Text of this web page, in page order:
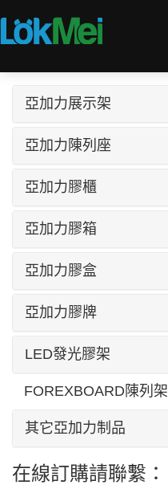
亞加力展示架
亞加力陳列座
亞加力膠櫃
亞加力膠箱
亞加力膠盒
亞加力膠牌
LED發光膠架
FOREXBOARD陳列架
其它亞加力制品
在線訂購請聯繫：